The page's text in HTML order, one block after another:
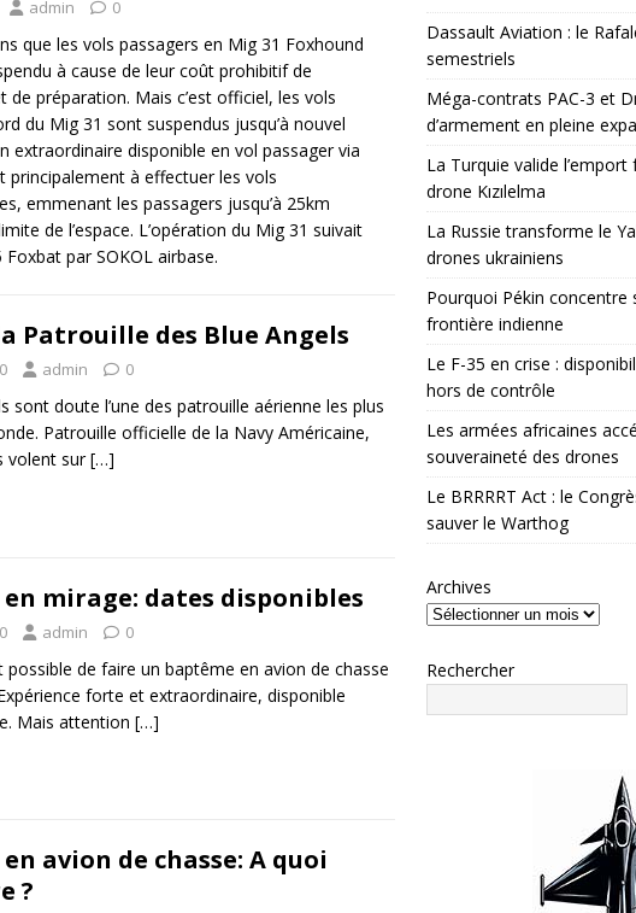
admin 0
que les vols passagers en Mig 31 Foxhound
à cause de leur coût prohibitif de
de préparation. Mais c’est officiel, les vols
du Mig 31 sont suspendus jusqu’à nouvel
extraordinaire disponible en vol passager via
principalement à effectuer les vols
emmenant les passagers jusqu’à 25km
de l’espace. L’opération du Mig 31 suivait
par SOKOL airbase.
Patrouille des Blue Angels
admin 0
sont doute l’une des patrouille aérienne les plus
Patrouille officielle de la Navy Américaine,
volent sur[…]
mirage: dates disponibles
admin 0
possible de faire un baptême en avion de chasse
forte et extraordinaire, disponible
Mais attention […]
avion de chasse: A quoi
?
Dassault Aviation : le
semestriels
Méga-contrats PAC-3 et
d’armement en pleine
La Turquie valide l’emport
drone Kızılelma
La Russie transforme le
drones ukrainiens
Pourquoi Pékin concentre
frontière indienne
Le F-35 en crise :
hors de contrôle
Les armées africaines
souveraineté des drones
Le BRRRRT Act : le
sauver le Warthog
Archives
Rechercher